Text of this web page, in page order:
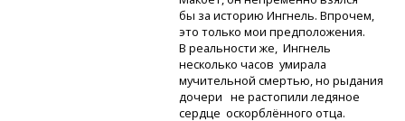
бы за историю Ингнель. Впрочем,
это только мои предположения.
В реальности же, Ингнель
несколько часов умирала
мучительной смертью, но рыдания
дочери не растопили ледяное
сердце оскорблённого отца.